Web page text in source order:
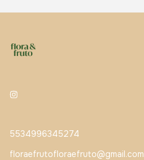
5534996345274
floraefrutofloraefruto@gmail.com